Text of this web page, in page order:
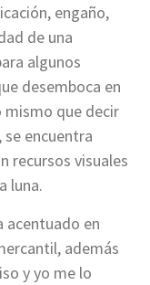
engaño,
de una
algunos
desemboca en
mismo que decir
encuentra
recursos visuales
luna.
acentuado en
además
y yo me lo